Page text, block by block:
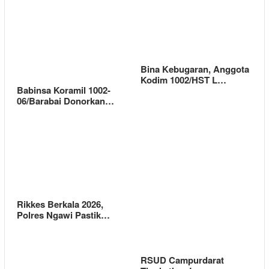
Babinsa Koramil 1002-
06/Barabai Donorkan…
Bina Kebugaran, Anggota
Kodim 1002/HST L…
Rikkes Berkala 2026,
Polres Ngawi Pastik…
RSUD Campurdarat